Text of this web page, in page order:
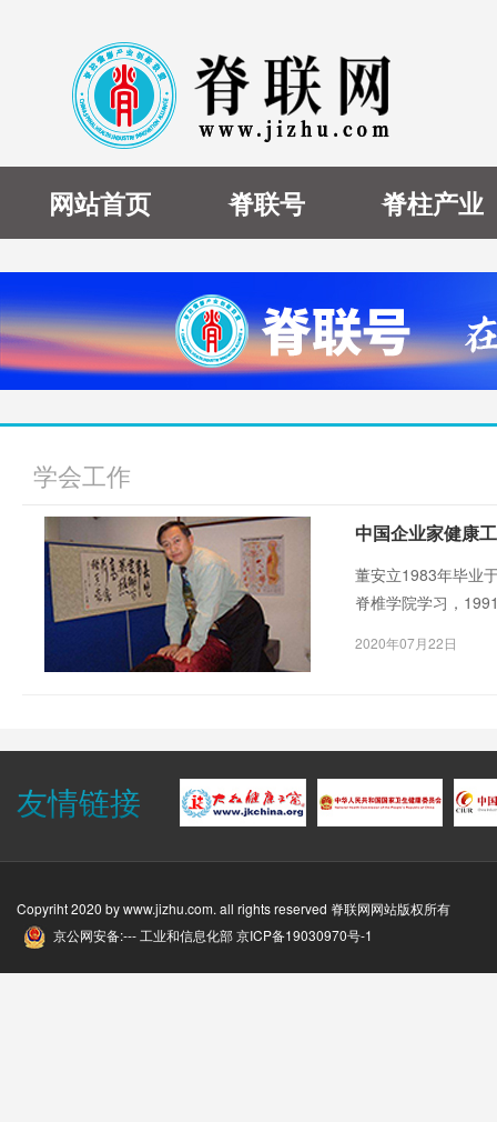
网站首页 脊联号 脊柱产业
学会工作
中国企业家健康
董安立1983年毕业
脊椎学院学习，
2020年07月22日
友情链接
Copyriht 2020 bywww.jizhu.com. all rights reserved 脊联网网站版权所有
京公网安备:--- 工业和信息化部京ICP备19030970号-1